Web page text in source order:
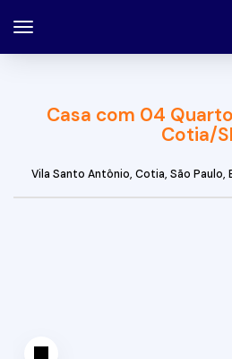
Casa com 04
Cotia/
Vila Santo Antônio, Cotia, São Paulo,